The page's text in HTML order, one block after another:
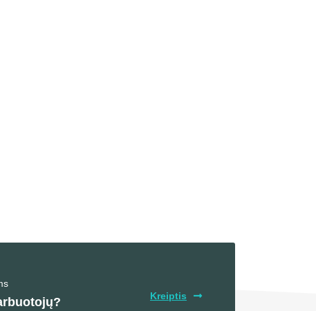
Kreiptis